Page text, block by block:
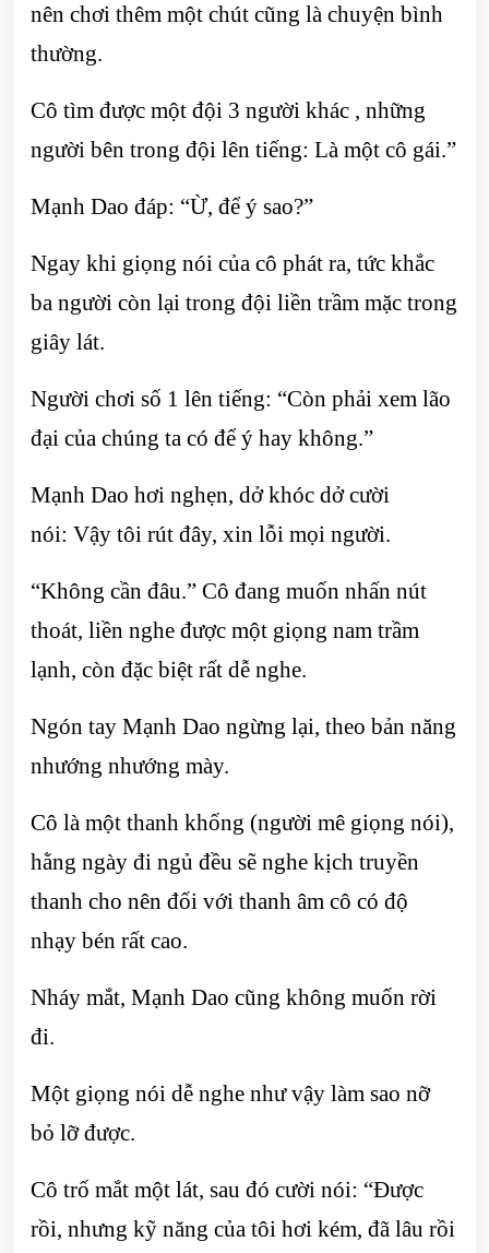
nên chơi thêm một chút cũng là chuyện bình
thường.
Cô tìm được một đội 3 người khác , những
người bên trong đội lên tiếng: Là một cô gái.”
Mạnh Dao đáp: “Ừ, để ý sao?”
Ngay khi giọng nói của cô phát ra, tức khắc
ba người còn lại trong đội liền trầm mặc trong
giây lát.
Người chơi số 1 lên tiếng: “Còn phải xem lão
đại của chúng ta có để ý hay không.”
Mạnh Dao hơi nghẹn, dở khóc dở cười
nói: Vậy tôi rút đây, xin lỗi mọi người.
“Không cần đâu.” Cô đang muốn nhấn nút
thoát, liền nghe được một giọng nam trầm
lạnh, còn đặc biệt rất dễ nghe.
Ngón tay Mạnh Dao ngừng lại, theo bản năng
nhướng nhướng mày.
Cô là một thanh khống (người mê giọng nói),
hằng ngày đi ngủ đều sẽ nghe kịch truyền
thanh cho nên đối với thanh âm cô có độ
nhạy bén rất cao.
Nháy mắt, Mạnh Dao cũng không muốn rời
đi.
Một giọng nói dễ nghe như vậy làm sao nỡ
bỏ lỡ được.
Cô trố mắt một lát, sau đó cười nói: “Được
rồi, nhưng kỹ năng của tôi hơi kém, đã lâu rồi